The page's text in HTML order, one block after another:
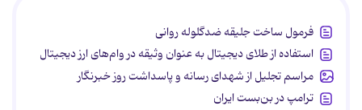
فرمول ساخت جلیقه ضدگلوله روانی
استفاده از طلای دیجیتال به عنوان وثیقه در وام‌های ارز دیجیتال
مراسم تجلیل از شهدای رسانه و پاسداشت روز خبرنگار
ترامپ در بن‌بست ایران